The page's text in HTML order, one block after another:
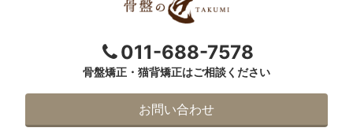
011-688-7578
骨盤矯正・猫背矯正はご相談ください
お問い合わせ